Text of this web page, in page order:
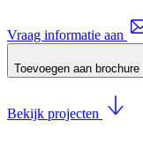
Vraag informatie aan
Toevoegen aan brochure
Bekijk projecten